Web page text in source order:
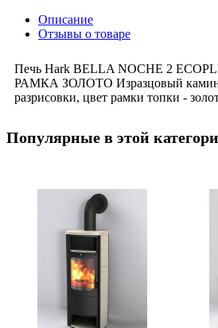
Описание
Отзывы о товаре
Печь Hark BELLA NOCHE 2
РАМКА ЗОЛОТО Изразцовый камин
разрисовки, цвет рамки топки -
Популярные в этой